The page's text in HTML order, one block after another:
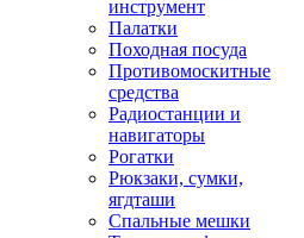
инструмент
Палатки
Походная посуда
Противомоскитные
средства
Радиостанции и
навигаторы
Рогатки
Рюкзаки, сумки,
ягдташи
Спальные мешки